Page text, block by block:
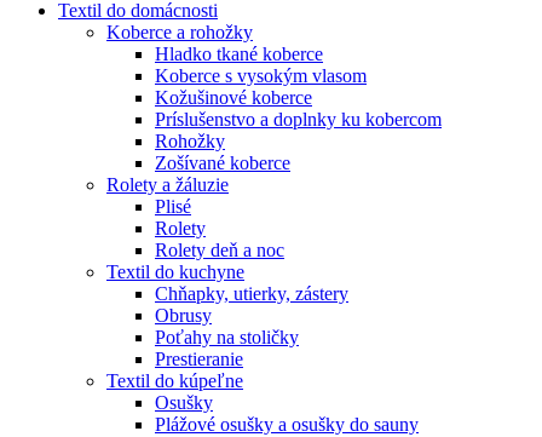
Textil do domácnosti
Koberce a rohožky
Hladko tkané koberce
Koberce s vysokým vlasom
Kožušinové koberce
Príslušenstvo a doplnky ku kobercom
Rohožky
Zošívané koberce
Rolety a žáluzie
Plisé
Rolety
Rolety deň a noc
Textil do kuchyne
Chňapky, utierky, zástery
Obrusy
Poťahy na stoličky
Prestieranie
Textil do kúpeľne
Osušky
Plážové osušky a osušky do sauny